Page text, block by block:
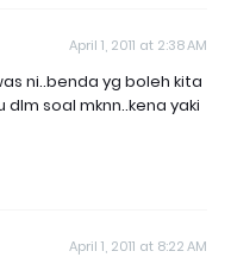
April 1, 2011 at 2:38 AM
ni..benda yg boleh kita
dlm soal mknn..kena yaki
April 1, 2011 at 8:22 AM